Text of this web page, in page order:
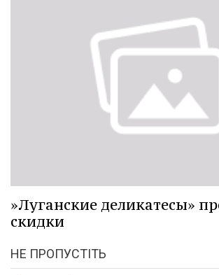
»Луганские деликатесы»
скидки
НЕ ПРОПУСТІТЬ